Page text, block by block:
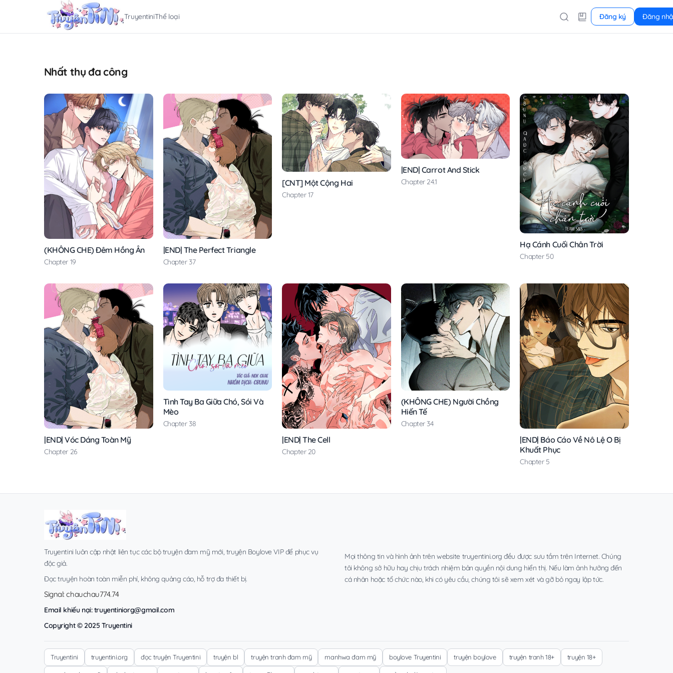
TruyentiniThể loại Đăng ký Đăng
Nhất thụ đa công
(KHÔNG CHE) Đêm Hồng Ân
Chapter 19
|END| The Perfect Triangle
Chapter 37
[CNT] Một Cộng Hai
Chapter 17
|END| Carrot And Stick
Chapter 24.1
Hạ Cánh Cuối Chân Trời
Chapter 50
|END| Vóc Dáng Toàn Mỹ
Chapter 26
Tình Tay Ba Giữa Chó, Sói Và
Mèo
Chapter 38
|END| The Cell
Chapter 20
(KHÔNG CHE) Người Chồng
Hiến Tế
Chapter 34
|END| Báo Cáo Về Nô Lệ O Bị
Khuất Phục
Chapter 5
Truyentini luôn cập nhật liên tục các bộ truyện đam mỹ mới, truyện Boylove VIP để phục vụ
độc giả.
Đọc truyện hoàn toàn miễn phí, không quảng cáo, hỗ trợ đa thiết bị.
Signal: chauchau774.74
Email khiếu nại:truyentiniorg@gmail.com
Copyright © 2025 Truyentini
Mọi thông tin và hình ảnh trên website truyentini.org đều được sưu tầm trên Internet. Chúng
tôi không sở hữu hay chịu trách nhiệm bản quyền nội dung hiển thị. Nếu làm ảnh hưởng đến
cá nhân hoặc tổ chức nào, khi có yêu cầu, chúng tôi sẽ xem xét và gỡ bỏ ngay lập tức.
Truyentini truyentini.org đọc truyện Truyentini truyện bl truyện tranh đam mỹ manhwa đam mỹ boylove Truyentini truyện boylove truyện tranh 18+ truyện 18+